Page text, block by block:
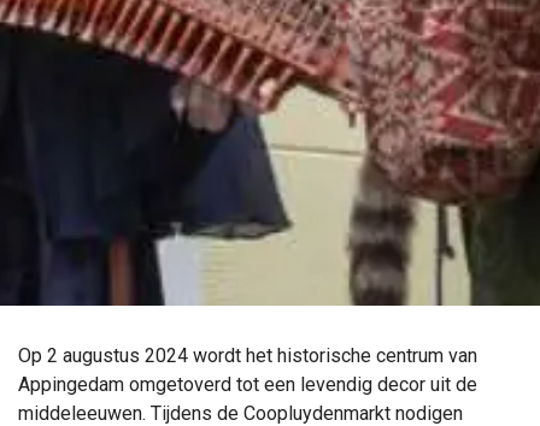
Op 2 augustus 2024 wordt het historische centrum van
Appingedam omgetoverd tot een levendig decor uit de
middeleeuwen. Tijdens de Coopluydenmarkt nodigen